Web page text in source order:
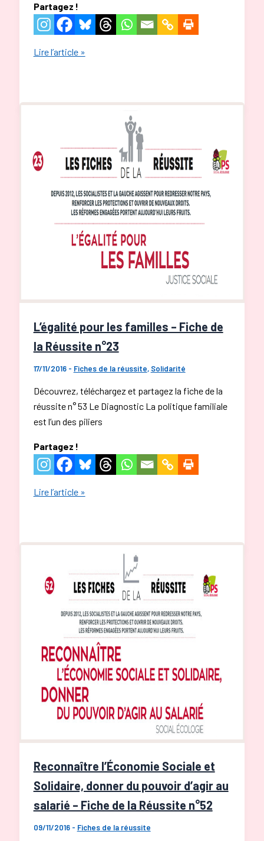
Partagez !
Retrouvez
députée
Lire l’article »
L’égalité pour les familles – Fiche de
la Réussite n°23
17/11/2016 - Fiches de la réussite, Solidarité
Découvrez, téléchargez et partagez la fiche de la
réussite n° 53 Le Diagnostic La politique familiale
est l’un des piliers
Partagez !
L’égalité
Réussite
Lire l’article »
Reconnaître l’Économie Sociale et
Solidaire, donner du pouvoir d’agir au
salarié – Fiche de la Réussite n°52
09/11/2016 - Fiches de la réussite